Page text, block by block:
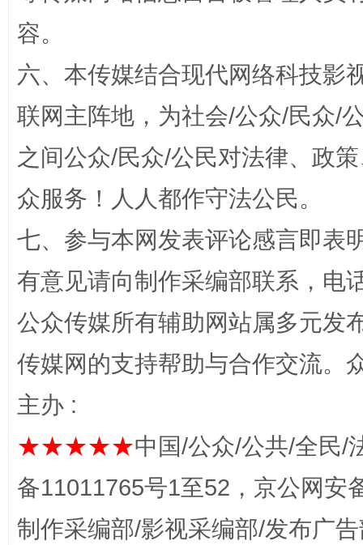
网上购药对药下症？
这是一记警钟！ 谢
容。
六、本传媒结合现代网络科技影
联网主阵地，为社会/公众/民众/
之间公众/民众/公民对法律、政
众服务！人人都作守法公民。
七、参与本网发表评论感言即表
有意见请向制作采编部联系，电
公众传媒所有辅助网站属多元发
传媒网的支持帮助与合作交流。
主办 :
★★★★★中国/公众/公共/全民/
备11011765号1至52，京公网安
制作采编部/影视采编部/发布广